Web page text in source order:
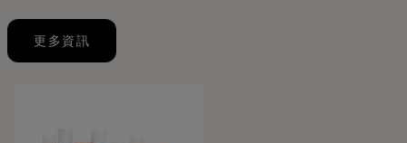
更多資訊